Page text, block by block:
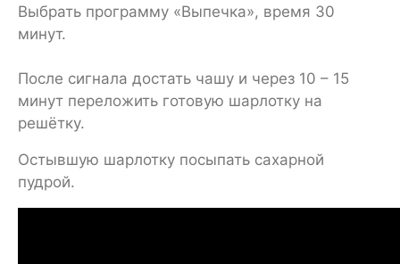
Выбрать программу «Выпечка», время 30
минут.
После сигнала достать чашу и через 10 – 15
минут переложить готовую шарлотку на
решётку.
Остывшую шарлотку посыпать сахарной
пудрой.